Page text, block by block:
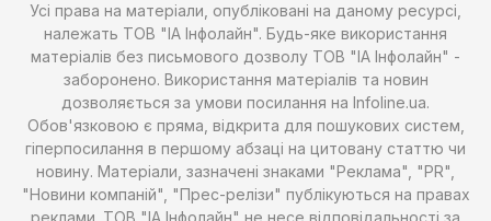
Усі права на матеріали, опубліковані на даному ресурсі,
належать ТОВ "ІА Інфолайн". Будь-яке використання
матеріалів без письмового дозволу ТОВ "ІА Інфолайн" -
заборонено. Використання матеріалів та новин
дозволяється за умови посилання на Infoline.ua.
Обов'язковою є пряма, відкрита для пошукових систем,
гіперпосилання в першому абзаці на цитовану статтю чи
новину. Матеріали, зазначені знаками "Реклама", "PR",
"Новини компаній", "Прес-релізи" публікуються на правах
реклами. ТОВ "ІА Інфолайн" не несе відповідальності за